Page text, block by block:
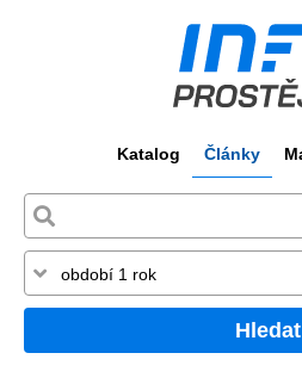
Katalog Články
Hledat